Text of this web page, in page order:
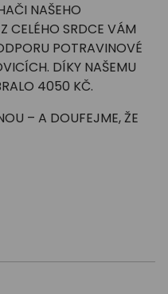
NAŠEHO
CELÉHO SRDCE VÁM
POTRAVINOVÉ
DÍKY NAŠEMU
4050 KČ.
– A DOUFEJME, ŽE